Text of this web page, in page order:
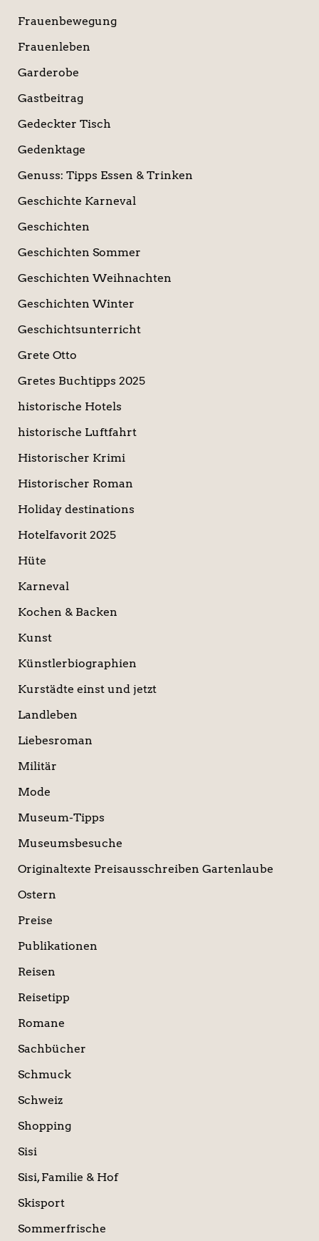
Frauenbewegung
Frauenleben
Garderobe
Gastbeitrag
Gedeckter Tisch
Gedenktage
Genuss: Tipps Essen & Trinken
Geschichte Karneval
Geschichten
Geschichten Sommer
Geschichten Weihnachten
Geschichten Winter
Geschichtsunterricht
Grete Otto
Gretes Buchtipps 2025
historische Hotels
historische Luftfahrt
Historischer Krimi
Historischer Roman
Holiday destinations
Hotelfavorit 2025
Hüte
Karneval
Kochen & Backen
Kunst
Künstlerbiographien
Kurstädte einst und jetzt
Landleben
Liebesroman
Militär
Mode
Museum-Tipps
Museumsbesuche
Originaltexte Preisausschreiben Gartenlaube
Ostern
Preise
Publikationen
Reisen
Reisetipp
Romane
Sachbücher
Schmuck
Schweiz
Shopping
Sisi
Sisi, Familie & Hof
Skisport
Sommerfrische